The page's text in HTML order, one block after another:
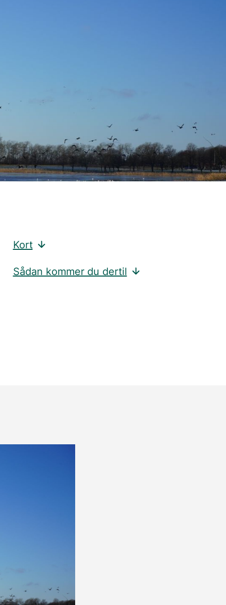
Kort
Sådan kommer du dertil